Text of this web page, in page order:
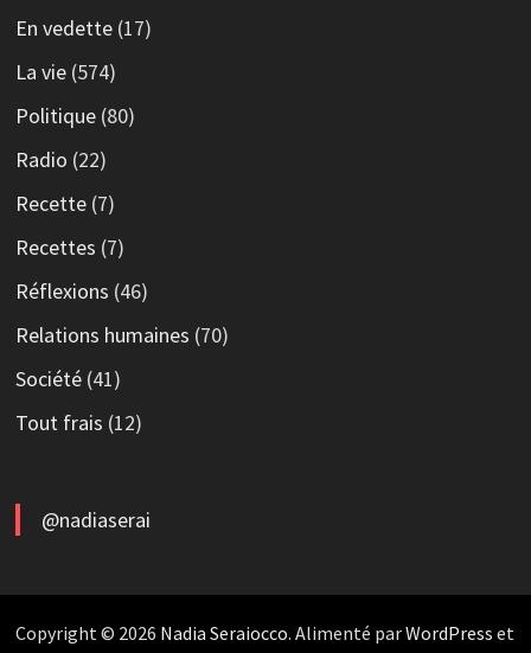
En vedette(17)
La vie(574)
Politique(80)
Radio (22)
Recette(7)
Recettes (7)
Réflexions (46)
Relations humaines (70)
Société(41)
Tout frais (12)
@nadiaserai
Copyright © 2026 Nadia Seraiocco. Alimenté parWordPress et